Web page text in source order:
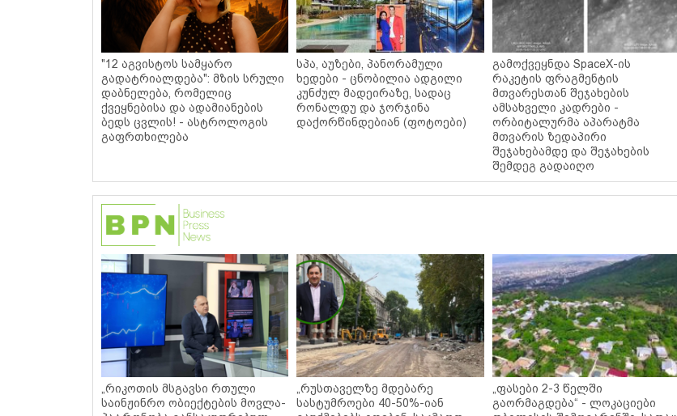
"12 აგვისტოს სამყარო
გადატრიალდება": მზის სრული
დაბნელება, რომელიც
ქვეყნებისა და ადამიანების
ბედს ცვლის! - ასტროლოგის
გაფრთხილება
სპა, აუზები, პანორამული
ხედები - ცნობილია ადგილი
კუნძულ მადეირაზე, სადაც
რონალდუ და ჯორჯინა
დაქორწინდებიან (ფოტოები)
გამოქვეყნდა SpaceX-ის
რაკეტის ფრაგმენტის
მთვარესთან შეჯახების
ამსახველი კადრები -
ორბიტალურმა აპარატმა
მთვარის ზედაპირი
შეჯახებამდე და შეჯახების
შემდეგ გადაიღო
„რიკოთის მსგავსი რთული
საინჟინრო ობიექტების მოვლა-
„რუსთაველზე მდებარე
სასტუმროები 40-50%-იან
„ფასები 2-3 წელში
გაორმაგდება“ - ლოკაციები